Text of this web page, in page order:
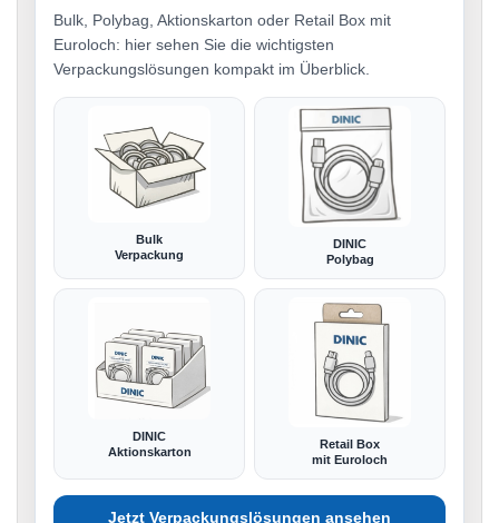
Bulk, Polybag, Aktionskarton oder Retail Box mit
Euroloch: hier sehen Sie die wichtigsten
Verpackungslösungen kompakt im Überblick.
Bulk
Verpackung
DINIC
Polybag
DINIC
Aktionskarton
Retail Box
mit Euroloch
Jetzt Verpackungslösungen ansehen